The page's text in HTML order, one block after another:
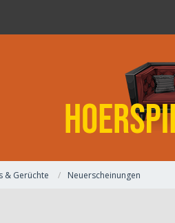
& Gerüchte Neuerscheinungen